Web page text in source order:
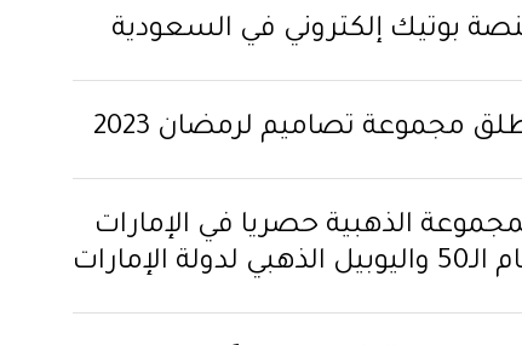
بوتيك إلكتروني في السعودية
الذهبية حصرياً في الإمارات